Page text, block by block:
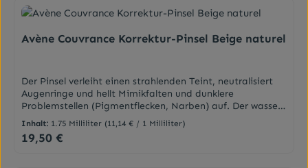
ergiebig.DarreichungsformHautpflegeölAnwendungBei
Bedarf auf die betroffenen Körperstellen auftragen und
leicht
einmassieren.InhaltsstoffeZusammensetzung: Jojobaöl,
Avène Couvrance Korrektur-Pinsel Beige naturel
Der Pinsel verleiht einen strahlenden Teint, neutralisiert
Augenringe und hellt Mimikfalten und dunklere
Problemstellen (Pigmentflecken, Narben) auf. Der wasser-
und schweißbeständige Korrekturpinsel ist hypoallergen,
nicht komedogen und daher für besonders empfindliche
Haut geeignet. Seine feinflüssige Korrekturfarbe lässt sich
Inhalt: 1.75 Milliliter (11,14 € / 1 Milliliter)
Regulärer Preis:
19,50 €